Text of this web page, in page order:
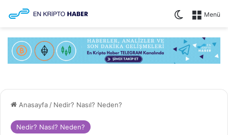
Menü
Dış
Anasayfa / Nedir? Nasıl? Neden?
Nedir? Nasıl? Neden?